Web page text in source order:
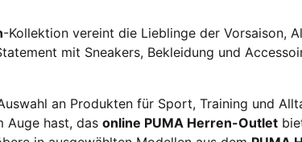
-Kollektion vereint die Lieblinge der Vorsaison,
mit Sneakers, Bekleidung und
an Produkten für Sport, Training und
Auge hast, das online PUMA Herren-Outlet